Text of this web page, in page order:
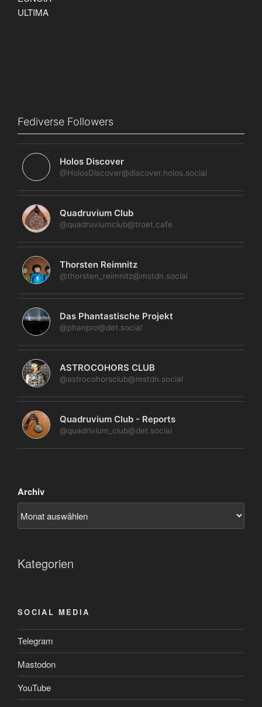
Fediverse Followers
Holos Discover
@HolosDiscover@discover.holos.social
Quadruvium Club
@quadruviumclub@troet.cafe
Thorsten Reimnitz
@thorsten_reimnitz@mstdn.social
Das Phantastische Projekt
@phanpro@det.social
ASTROCOHORS CLUB
@astrocohorsclub@mstdn.social
Quadruvium Club - Reports
@quadrivium_club@det.social
Archiv
Kategorien
SOCIAL MEDIA
Telegram
Mastodon
YouTube